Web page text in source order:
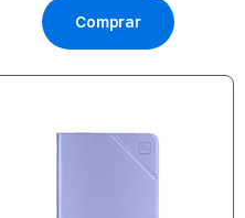
Comprar